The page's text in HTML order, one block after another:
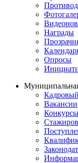
Награды
Опросы
Вакансии
Конкурсы